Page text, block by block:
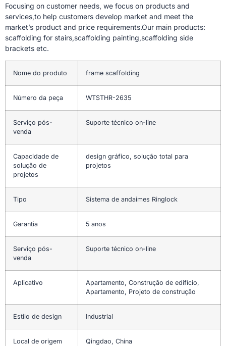
Focusing on customer needs, we focus on products and
services,to help customers develop market and meet the
market’s product and price requirements.Our main products:
scaffolding for stairs,scaffolding painting,scaffolding side
brackets etc.
Nome do produto frame scaffolding
Número da peça WTSTHR-2635
Serviço pós-
venda
Suporte técnico on-line
Capacidade de
solução de
projetos
design gráfico, solução total para
projetos
Tipo Sistema de andaimes Ringlock
Garantia 5 anos
Serviço pós-
venda
Suporte técnico on-line
Aplicativo
Apartamento, Construção de edifício,
Apartamento, Projeto de construção
Estilo de design Industrial
Local de origem Qingdao, China